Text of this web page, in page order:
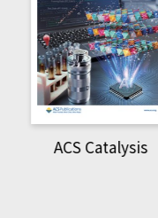
ACS Catalysis